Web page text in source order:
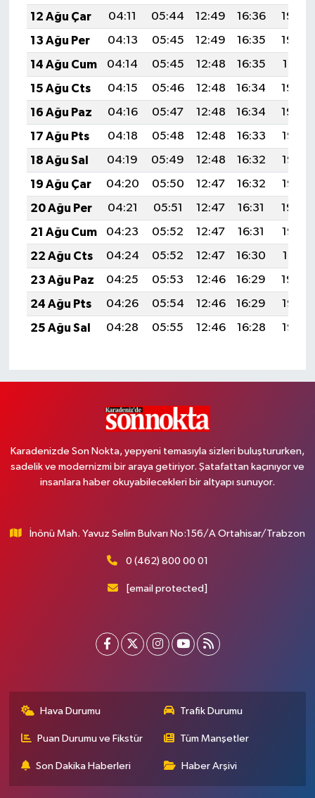
12 Ağu Çar
04:11 05:44 12:49 16:36
19:44
13 Ağu Per
04:13 05:45 12:49 16:35
19:43
14 Ağu Cum
04:14 05:45 12:48 16:35
19:41
15 Ağu Cts
04:15 05:46 12:48 16:34
19:40
16 Ağu Paz
04:16 05:47 12:48 16:34
19:39
17 Ağu Pts
04:18 05:48 12:48 16:33
19:38
18 Ağu Sal
04:19 05:49 12:48 16:32
19:36
19 Ağu Çar
04:20 05:50 12:47 16:32
19:35
20 Ağu Per
04:21 05:51 12:47 16:31
19:34
21 Ağu Cum
04:23 05:52 12:47 16:31
19:32
22 Ağu Cts
04:24 05:52 12:47 16:30
19:31
23 Ağu Paz
04:25 05:53 12:46 16:29
19:30
24 Ağu Pts
04:26 05:54 12:46 16:29
19:28
25 Ağu Sal
04:28 05:55 12:46 16:28 19:27
Karadenizde Son Nokta, yepyeni temasıyla sizleri buluştururken,
sadelik ve modernizmi bir araya getiriyor. Şatafattan kaçınıyor ve
insanlara haber okuyabilecekleri bir altyapı sunuyor.
İnönü Mah. Yavuz Selim Bulvarı No:156/A Ortahisar/Trabzon
0 (462) 800 00 01
[email protected]
Hava Durumu Trafik Durumu
Puan Durumu ve Fikstür Tüm Manşetler
Son Dakika Haberleri Haber Arşivi